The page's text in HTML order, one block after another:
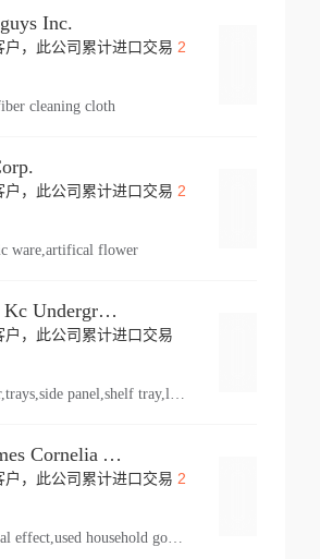
Inc.
户，此公司累计进口交易 2
cleaning cloth
户，此公司累计进口交易 2
ware,artifical flower
Knapheide Kc Underground
户，此公司累计进口交易
Russell James Cornelia Arlington Va
户，此公司累计进口交易 2
personal effect,used household goods